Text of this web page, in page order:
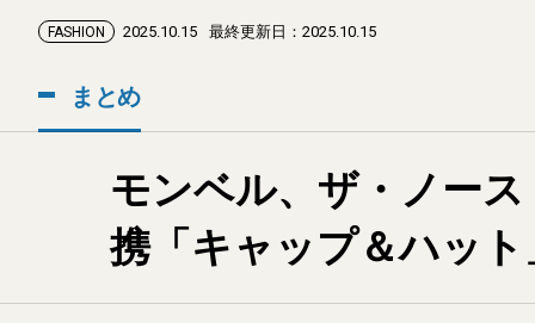
FASHION 2025.10.15 最終更新日：2025.10.15
まとめ
モンベル、ザ・ノー
携「キャップ＆ハット